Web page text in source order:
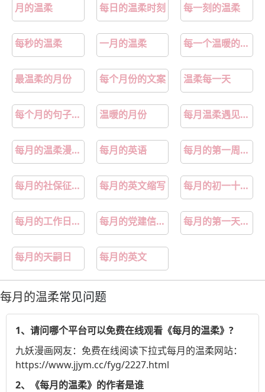
月的温柔 每日的温柔时刻 每一刻的温柔
每秒的温柔 一月的温柔 每一个温暖的日子
最温柔的月份 每个月份的文案 温柔每一天
每个月的句子短句唯美 温暖的月份 每月温柔遇见温柔顺口溜
每月的温柔漫画薯条名 每月的英语 每月的第一周从哪天开始
每月的社保征集单是自动生成吗 每月的英文缩写 每月的初一十五可以回娘家吗
每月的工作日是多少天 每月的党建信息怎么写 每月的第一天叫什么
每月的天嗣日 每月的英文
每月的温柔常见问题
1、请问哪个平台可以免费在线观看《每月的温柔》?
九妖漫画网友：免费在线阅读下拉式每月的温柔网站：
https://www.jjym.cc/fyg/2227.html
2、《每月的温柔》的作者是谁